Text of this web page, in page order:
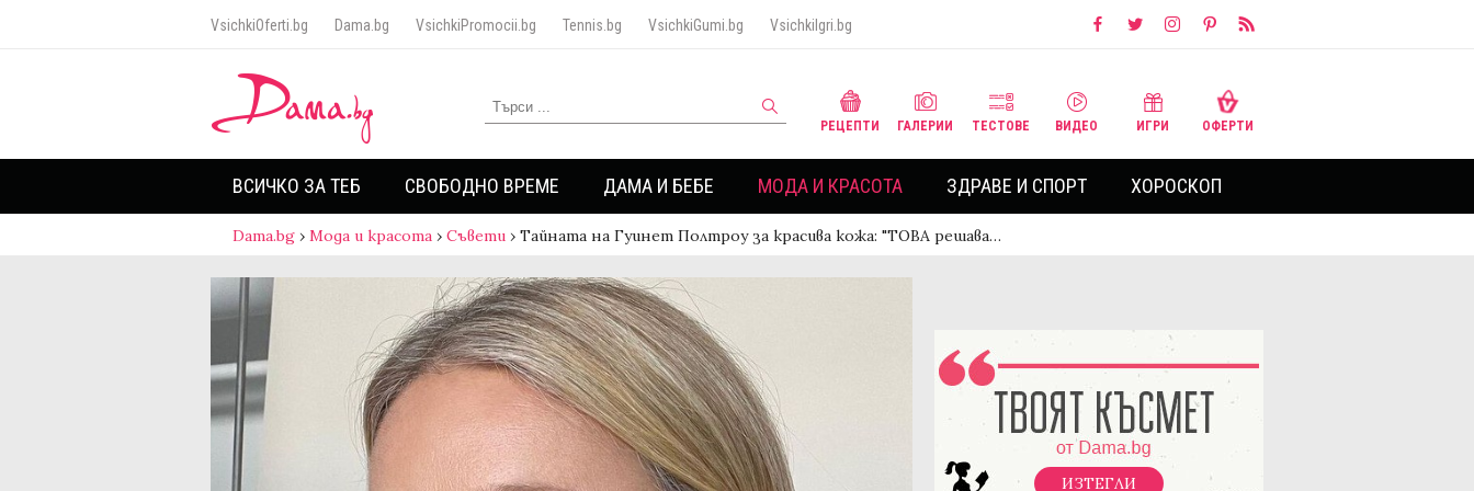
VsichkiOferti.bg Dama.bg VsichkiPromocii.bg Tennis.bg VsichkiGumi.bg VsichkiIgri.bg
РЕЦЕПТИ ГАЛЕРИИ ТЕСТОВЕ ВИДЕО ИГРИ ОФЕРТИ
ВСИЧКО ЗА ТЕБ СВОБОДНО ВРЕМЕ ДАМА И БЕБЕ МОДА И КРАСОТА ЗДРАВЕ И СПОРТ ХОРОСКОП
Dama.bg › Мода и красота › Съвети › Тайната на Гуинет Полтроу за красива кожа: "ТОВА решава…
ИЗТЕГЛИ